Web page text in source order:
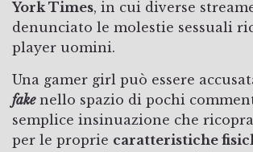
York Times, in cui diverse
denunciato le molestie sessuali
player uomini.
Una gamer girl può essere
fakenello spazio di pochi
semplice insinuazione che
per le proprie caratteristiche